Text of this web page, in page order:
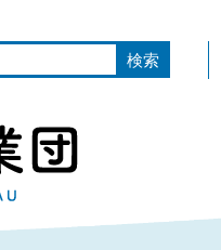
検索